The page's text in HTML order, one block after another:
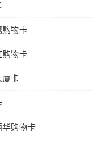
购物卡
购物卡
厦卡
华购物卡